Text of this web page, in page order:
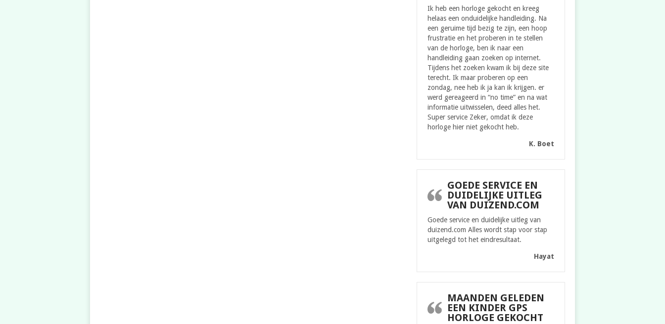
Ik heb een horloge gekocht en kreeg
helaas een onduidelijke handleiding. Na
een geruime tijd bezig te zijn, een hoop
frustratie en het proberen in te stellen
van de horloge, ben ik naar een
handleiding gaan zoeken op internet.
Tijdens het zoeken kwam ik bij deze site
terecht. Ik maar proberen op een
zondag, nee heb ik ja kan ik krijgen. er
werd gereageerd in “no time” en na wat
informatie uitwisselen, deed alles het.
Super service Zeker, omdat ik deze
horloge hier niet gekocht heb.
K. Boet
GOEDE SERVICE EN
DUIDELIJKE UITLEG
VAN DUIZEND.COM
Goede service en duidelijke uitleg van
duizend.com Alles wordt stap voor stap
uitgelegd tot het eindresultaat.
Hayat
MAANDEN GELEDEN
EEN KINDER GPS
HORLOGE GEKOCHT